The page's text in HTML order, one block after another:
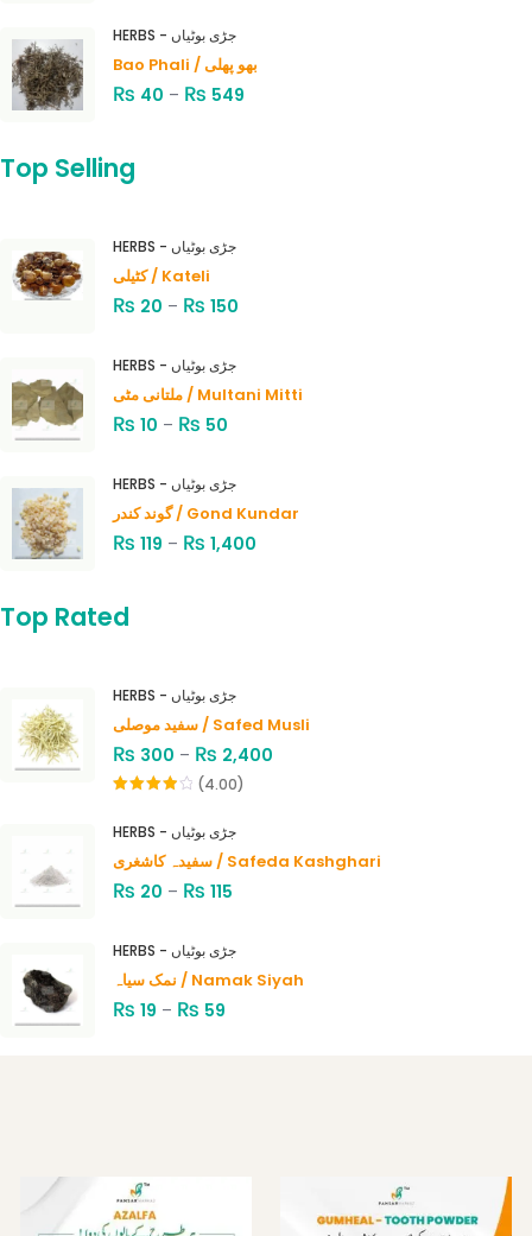
HERBS - جڑی بوٹیاں
Bao Phali / بھو پھلی
₨ 40 – ₨ 549
Top Selling
HERBS - جڑی بوٹیاں
کٹیلی / Kateli
₨ 20 – ₨ 150
HERBS - جڑی بوٹیاں
ملتانی مٹی / Multani Mitti
₨ 10 – ₨ 50
HERBS - جڑی بوٹیاں
گوند کندر / Gond Kundar
₨ 119 – ₨ 1,400
Top Rated
HERBS - جڑی بوٹیاں
سفید موصلی / Safed Musli
₨ 300 – ₨ 2,400
of 5
(4.00)
HERBS - جڑی بوٹیاں
سفیدہ کاشغری / Safeda Kashghari
₨ 20 – ₨ 115
HERBS - جڑی بوٹیاں
نمک سیاہ / Namak Siyah
₨ 19 – ₨ 59